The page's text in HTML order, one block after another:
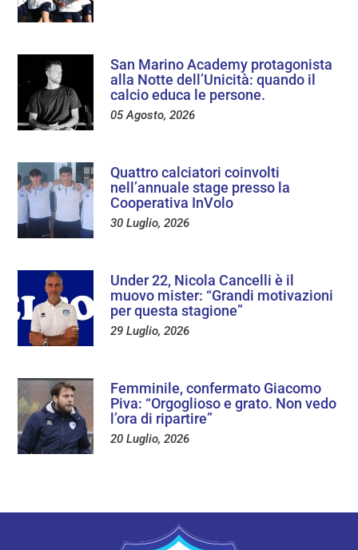
San Marino Academy protagonista
alla Notte dell’Unicità: quando il
calcio educa le persone.
05 Agosto, 2026
Quattro calciatori coinvolti
nell’annuale stage presso la
Cooperativa InVolo
30 Luglio, 2026
Under 22, Nicola Cancelli è il
muovo mister: “Grandi motivazioni
per questa stagione”
29 Luglio, 2026
Femminile, confermato Giacomo
Piva: “Orgoglioso e grato. Non vedo
l’ora di ripartire”
20 Luglio, 2026